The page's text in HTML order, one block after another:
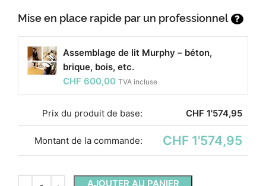
Mise en place rapide par un professionnel ?
Assemblage de lit Murphy – béton,
brique, bois, etc.
CHF 600,00 TVA incluse
Prix ​​du produit de base: CHF 1'574,95
Montant de la commande: CHF 1'574,95
AJOUTER AU PANIER